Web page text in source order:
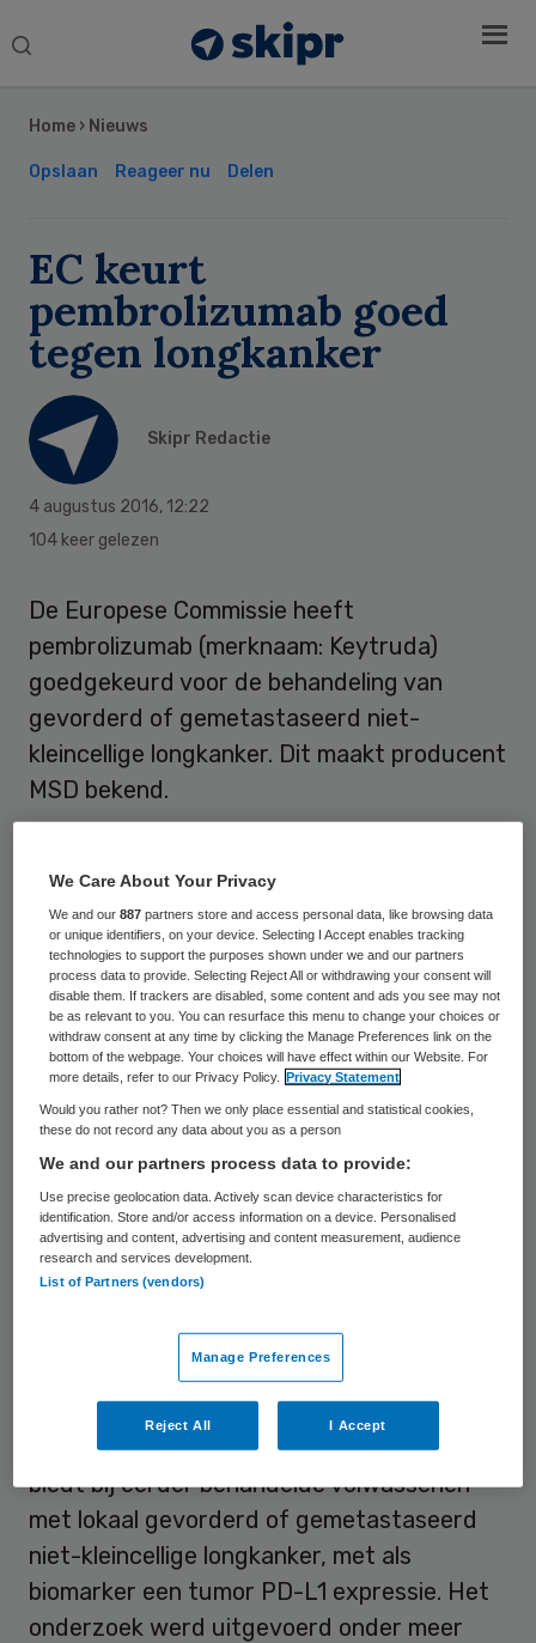
Search
Home › Nieuws
Opslaan Reageer nu Delen
EC keurt
pembrolizumab goed
tegen longkanker
Skipr Redactie
4 augustus 2016, 12:22
104 keer gelezen
De Europese Commissie heeft
pembrolizumab (merknaam: Keytruda)
goedgekeurd voor de behandeling van
gevorderd of gemetastaseerd niet-
kleincellige longkanker. Dit maakt producent
MSD bekend.
behandeling van eerder behandelde
patiënten met gevorderd of
gemetastaseerd niet-kleincellige
longkanker waarvan de tumor PD-L1
expressie vertoont. Pembrolizumab komt
daarmee beschikbaar als zogeheten
monotherapie. Deze goedkeuring geldt voor
de 28 lidstaten van de Europese Unie en
voor de landen die lid zijn van de Europese
Economische Ruimte (IJsland,
Liechtenstein en Noorwegen).
resultaten van de KEYNOTE-010 studie.
Hieruit bleek dat een behandeling met
pembrolizumab, in vergelijking met
chemotherapie, een langere overleving
biedt bij eerder behandelde volwassenen
met lokaal gevorderd of gemetastaseerd
niet-kleincellige longkanker, met als
biomarker een tumor PD-L1 expressie. Het
onderzoek werd uitgevoerd onder meer
Sidebar
We Care About Your Privacy
We and our887 partners store and access personal data, like browsing data
or unique identifiers, on your device. Selecting I Accept enables tracking
technologies to support the purposes shown under we and our partners
process data to provide. Selecting Reject All or withdrawing your consent will
disable them. If trackers are disabled, some content and ads you see may not
be as relevant to you. You can resurface this menu to change your choices or
withdraw consent at any time by clicking the Manage Preferences link on the
bottom of the webpage. Your choices will have effect within our Website. For
more details, refer to our Privacy Policy.
Privacy Statement
Would you rather not? Then we only place essential and statistical cookies,
these do not record any data about you as a person
We and our partners process data to provide:
Use precise geolocation data. Actively scan device characteristics for
identification. Store and/or access information on a device. Personalised
advertising and content, advertising and content measurement, audience
research and services development.
List of Partners (vendors)
Manage Preferences
Reject All I Accept